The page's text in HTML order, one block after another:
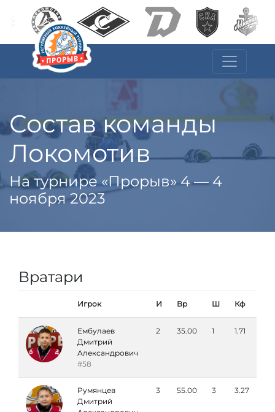
Состав команды
Локомотив
На турнире «Прорыв» 4 — 4
ноября 2023
Вратари
Игрок И Вр Ш Кф
Ембулаев
Дмитрий
Александрович
#58
2 35.00 1 1.71
Румянцев
Дмитрий
3 55.00 3 3.27